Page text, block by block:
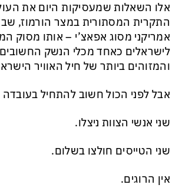
אלו השאלות שמעסיקות היום את
התקרית המסתורית במצר הורמוז,
אמריקני מסוג אפאצ’י – אותו מסוק
לישראלים כאחד מכלי הנשק
והמזוהים ביותר של חיל האוויר
אבל לפני הכול חשוב להתחיל
שני אנשי הצוות ניצלו.
שני הטייסים חולצו בשלום.
אין הרוגים.